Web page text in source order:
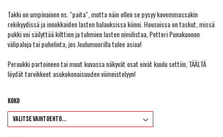
Takki on umpinainen ns. "paita", mutta näin ollen se pysyy kovemmassakin
rekikyydissä ja innokkaiden lasten halauksissa kiinni. Housuissa on taskut, missä
pukki voi säilyttää kilttien ja tuhmien lasten nimilistaa, Petteri Punakuonon
välipaloja tai puhelinta, jos Joulumuorilla tulee asiaa!
Peruukki partoineen tai muut kuvassa näkyvät osat eivät kuulu settiin, TÄÄLTÄ
löydät tarvikkeet asukokonaisuuden viimeistelyyn!
Koko